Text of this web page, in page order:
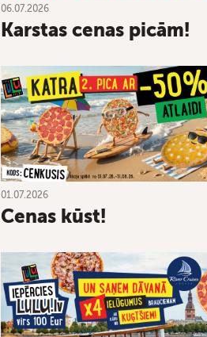
06.07.2026
Karstas cenas picām!
01.07.2026
Cenas kūst!